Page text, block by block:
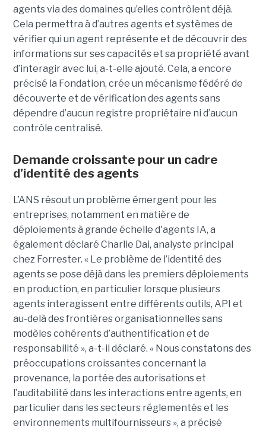
agents via des domaines qu’elles contrôlent déjà.
Cela permettra à d’autres agents et systèmes de
vérifier qui un agent représente et de découvrir des
informations sur ses capacités et sa propriété avant
d’interagir avec lui, a-t-elle ajouté. Cela, a encore
précisé la Fondation, crée un mécanisme fédéré de
découverte et de vérification des agents sans
dépendre d’aucun registre propriétaire ni d’aucun
contrôle centralisé.
Demande croissante pour un cadre
d’identité des agents
L’ANS résout un problème émergent pour les
entreprises, notamment en matière de
déploiements à grande échelle d'agents IA, a
également déclaré Charlie Dai, analyste principal
chez Forrester. « Le problème de l’identité des
agents se pose déjà dans les premiers déploiements
en production, en particulier lorsque plusieurs
agents interagissent entre différents outils, API et
au-delà des frontières organisationnelles sans
modèles cohérents d’authentification et de
responsabilité », a-t-il déclaré. « Nous constatons des
préoccupations croissantes concernant la
provenance, la portée des autorisations et
l’auditabilité dans les interactions entre agents, en
particulier dans les secteurs réglementés et les
environnements multifournisseurs », a précisé